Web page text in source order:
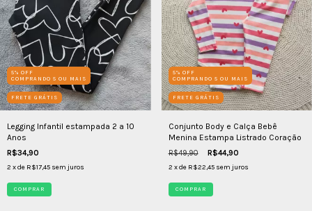
5% OFF
COMPRANDO 5 OU MAIS
FRETE GRÁTIS
Legging Infantil estampada 2 a 10
Anos
R$34,90
2 x de R$17,45 sem juros
COMPRAR
5% OFF
COMPRANDO 5 OU MAIS
FRETE GRÁTIS
Conjunto Body e Calça Bebê
Menina Estampa Listrado Coração
R$49,90 R$44,90
2 x de R$22,45 sem juros
COMPRAR